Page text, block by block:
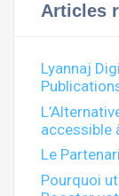
Articles
Lyannaj
accessible
Le
Pourquoi